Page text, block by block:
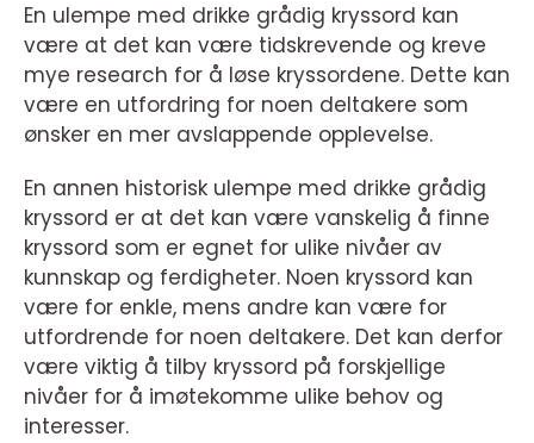
En ulempe med drikke grådig kryssord kan
være at det kan være tidskrevende og kreve
mye research for å løse kryssordene. Dette kan
være en utfordring for noen deltakere som
ønsker en mer avslappende opplevelse.
En annen historisk ulempe med drikke grådig
kryssord er at det kan være vanskelig å finne
kryssord som er egnet for ulike nivåer av
kunnskap og ferdigheter. Noen kryssord kan
være for enkle, mens andre kan være for
utfordrende for noen deltakere. Det kan derfor
være viktig å tilby kryssord på forskjellige
nivåer for å imøtekomme ulike behov og
interesser.